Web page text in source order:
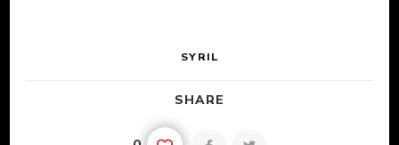
SYRIL
SHARE